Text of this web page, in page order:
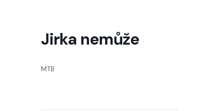
Jirka nemůže
MTB